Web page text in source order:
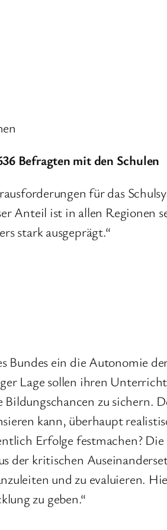
Befragten mit den Schulen
für das
Anteil ist in allen Regionen
stark ausgeprägt.“
Bundes ein die Autonomie
Lage sollen ihren
zu sichern.
kann, überhaupt
Erfolge festmachen? Die
der kritischen
und zu evaluieren.
zu geben.“